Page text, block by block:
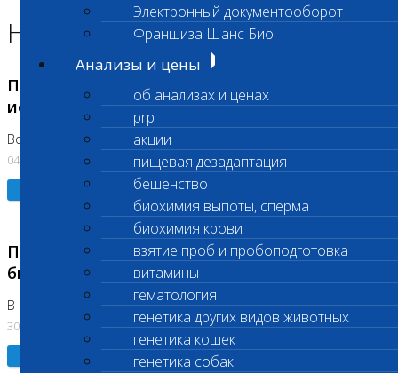
Электронный документооборот
Франшиза Шанс Био
Анализы и цены
об анализах и ценах
prp
акции
пищевая дезадаптация
бешенство
биохимия выпоты, сперма
биохимия крови
взятие проб и пробоподготовка
витамины
гематология
генетика других видов животных
генетика кошек
генетика собак
Новости лаборатории
Приостановка срочных биохимических
исследований
Во Владыкино
04.08.2026
Подробнее
Приостановлено выполнение срочных
биохимических исследований
В Сколково. Код (123,309,310)
30.07.2026
Подробнее